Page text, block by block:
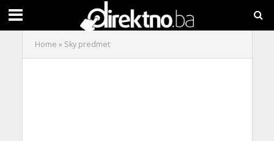
Home » Sky predmet